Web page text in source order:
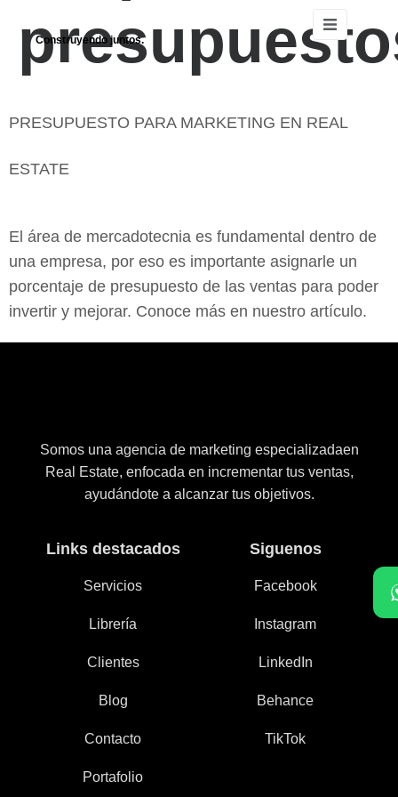
Construyendo juntos.
PRESUPUESTO PARA MARKETING EN REAL
ESTATE
El área de mercadotecnia es fundamental dentro de
una empresa, por eso es importante asignarle un
porcentaje de presupuesto de las ventas para poder
invertir y mejorar. Conoce más en nuestro artículo.
Somos una agencia de marketing especializadaen
Real Estate, enfocada en incrementar tus ventas,
ayudándote a alcanzar tus objetivos.
Links destacados
Servicios
Librería
Clientes
Blog
Contacto
Portafolio
Siguenos
Facebook
Instagram
LinkedIn
Behance
TikTok